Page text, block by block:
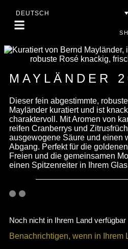
DEUTSCH
MAYLÄNDER
Dieser fein abgestimmte,
Mayländer kuratiert und ist
charaktervoll. Mit Aromen von
reifen Cranberrys und
ausgewogene Säure und einen
Abgang. Perfekt für die
Freien und die gemeinsamen
einen Spitzenreiter in Ihrem
Noch nicht in Ihrem Land verfügbar
Benachrichtigen, wenn in Ihrem